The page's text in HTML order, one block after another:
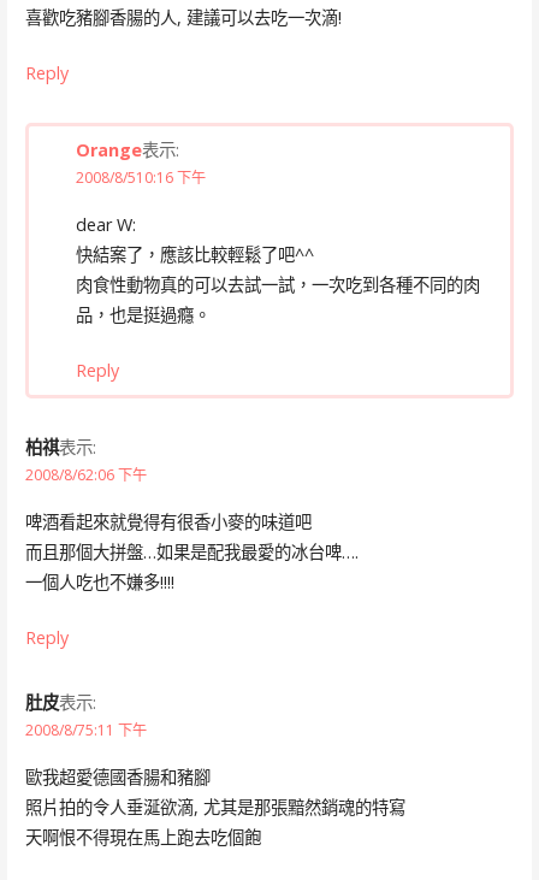
喜歡吃豬腳香腸的人, 建議可以去吃一次滴!
Reply
Orange表示:
2008/8/510:16 下午
dear W:
快結案了，應該比較輕鬆了吧^^
肉食性動物真的可以去試一試，一次吃到各種不同的肉
品，也是挺過癮。
Reply
柏祺表示:
2008/8/62:06 下午
啤酒看起來就覺得有很香小麥的味道吧
而且那個大拼盤…如果是配我最愛的冰台啤….
一個人吃也不嫌多!!!!
Reply
肚皮表示:
2008/8/75:11 下午
歐我超愛德國香腸和豬腳
照片拍的令人垂涎欲滴, 尤其是那張黯然銷魂的特寫
天啊恨不得現在馬上跑去吃個飽